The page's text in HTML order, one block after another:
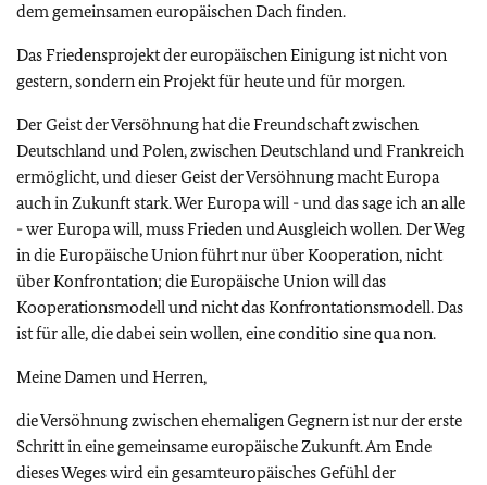
dem gemeinsamen europäischen Dach finden.
Das Friedensprojekt der europäischen Einigung ist nicht von
gestern, sondern ein Projekt für heute und für morgen.
Der Geist der Versöhnung hat die Freundschaft zwischen
Deutschland und Polen, zwischen Deutschland und Frankreich
ermöglicht, und dieser Geist der Versöhnung macht Europa
auch in Zukunft stark. Wer Europa will - und das sage ich an alle
- wer Europa will, muss Frieden und Ausgleich wollen. Der Weg
in die Europäische Union führt nur über Kooperation, nicht
über Konfrontation; die Europäische Union will das
Kooperationsmodell und nicht das Konfrontationsmodell. Das
ist für alle, die dabei sein wollen, eine conditio sine qua non.
Meine Damen und Herren,
die Versöhnung zwischen ehemaligen Gegnern ist nur der erste
Schritt in eine gemeinsame europäische Zukunft. Am Ende
dieses Weges wird ein gesamteuropäisches Gefühl der